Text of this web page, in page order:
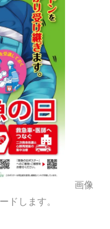
画像
ドします。